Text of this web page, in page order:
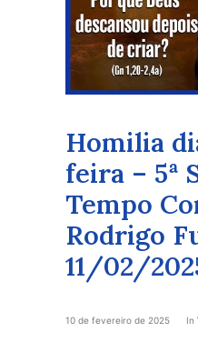
ARAUTOS JOINVILLE
CURSOS ON-LINE
Homilia
feira – 5ª
Tempo
Rodrigo
11/02/
10 de fevereiro de 2025 In